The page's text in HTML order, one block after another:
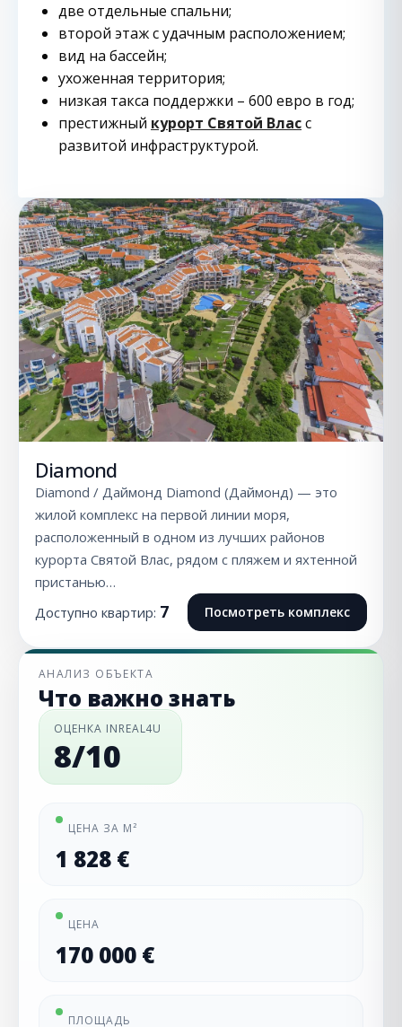
две отдельные спальни;
второй этаж с удачным расположением;
вид на бассейн;
ухоженная территория;
низкая такса поддержки – 600 евро в год;
престижный курорт Святой Власс
развитой инфраструктурой.
Diamond
Diamond / Даймонд Diamond (Даймонд) — это
жилой комплекс на первой линии моря,
расположенный в одном из лучших районов
курорта Святой Влас, рядом с пляжем и яхтенной
пристанью…
Доступно квартир: 7 Посмотреть комплекс
АНАЛИЗ ОБЪЕКТА
Что важно знать
ОЦЕНКА INREAL4U
8/10
ЦЕНА ЗА М²
1 828 €
ЦЕНА
170 000 €
ПЛОЩАДЬ